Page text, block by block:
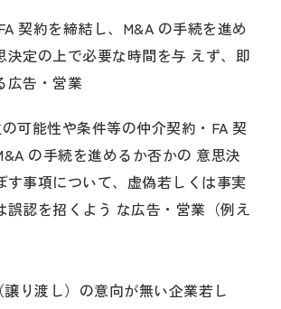
契約を締結し、M&A の手続を進め
決定の上で必要な時間を与 えず、即
広告・営業
可能性や条件等の仲介契約・FA 契
の手続を進めるか否かの 意思決
す事項について、虚偽若しくは事実
誤認を招くよう な広告・営業（例え
り渡し）の意向が無い企業若し